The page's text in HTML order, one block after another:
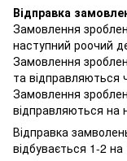
Відправка
Замовлення
наступний роочий
Замовлення
та відправляються
Замовлення
відправляються на
Відправка
відбувається 1-2